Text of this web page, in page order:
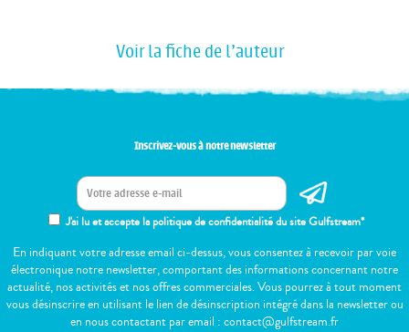
Voir la fiche de l'auteur
Inscrivez-vous à notre newsletter
J'ai lu et accepte la politique de confidentialité du site Gulfstream*
En indiquant votre adresse email ci-dessus, vous consentez à recevoir par voie
électronique notre newsletter, comportant des informations concernant notre
actualité, nos activités et nos offres commerciales. Vous pourrez à tout moment
vous désinscrire en utilisant le lien de désinscription intégré dans la newsletter ou
en nous contactant par email : contact@gulfstream.fr